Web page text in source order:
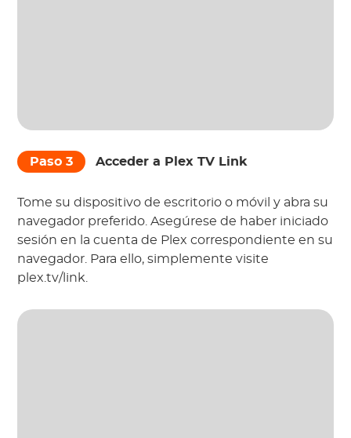
Paso 3 Acceder a Plex TV Link
Tome su dispositivo de escritorio o móvil y abra su
navegador preferido. Asegúrese de haber iniciado
sesión en la cuenta de Plex correspondiente en su
navegador. Para ello, simplemente visite
plex.tv/link.